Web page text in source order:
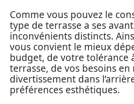
Comme vous pouvez le
type de terrasse a ses
inconvénients distincts.
vous convient le mieux
budget, de votre tolérance
terrasse, de vos besoins
divertissement dans
préférences esthétiques.